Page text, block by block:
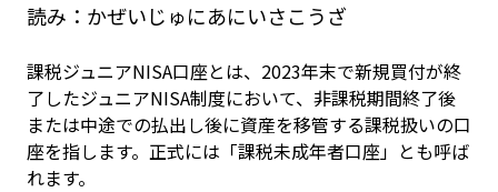
読み： かぜいじゅにあにいさこうざ
課税ジュニアNISA口座とは、2023年末で新規買付が終
了したジュニアNISA制度において、非課税期間終了後
または中途での払出し後に資産を移管する課税扱いの口
座を指します。正式には「課税未成年者口座」とも呼ば
れます。